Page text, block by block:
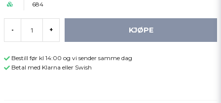
684
- + KJØPE
Bestill før kl 14:00 og vi sender samme dag
Betal med Klarna eller Swish